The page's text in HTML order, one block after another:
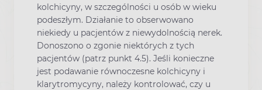
kolchicyny, w szczególności u osób w wieku
podeszłym. Działanie to obserwowano
niekiedy u pacjentów z niewydolnością nerek.
Donoszono o zgonie niektórych z tych
pacjentów (patrz punkt 4.5). Jeśli konieczne
jest podawanie równoczesne kolchicyny i
klarytromycyny, należy kontrolować, czy u